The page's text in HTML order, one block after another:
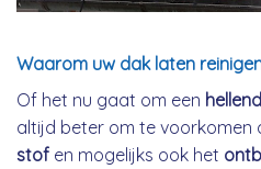
Waarom uw dak laten
Of het nu gaat om een
altijd beter om te voorkomen
stof en mogelijks ook het